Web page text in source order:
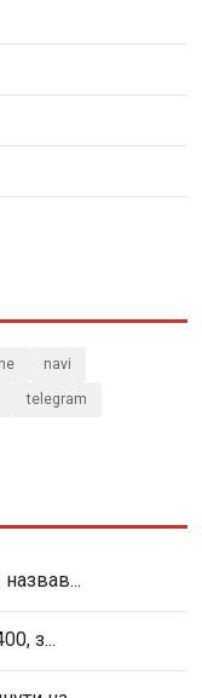
navi
telegram
з...